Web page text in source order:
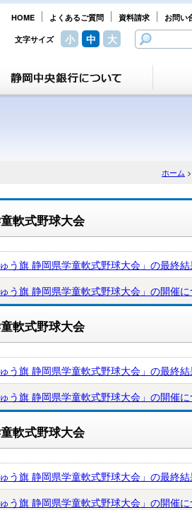
お問い
資料請求
よくあるご質問
HOME
文字サイズ 小 中 大
ホーム
軟式野球大会
う旗 静岡県学童軟式野球大会」の最終
う旗 静岡県学童軟式野球大会」の開催に
軟式野球大会
う旗 静岡県学童軟式野球大会」の最終
う旗 静岡県学童軟式野球大会」の開催に
軟式野球大会
う旗 静岡県学童軟式野球大会」の最終
う旗 静岡県学童軟式野球大会」の開催に